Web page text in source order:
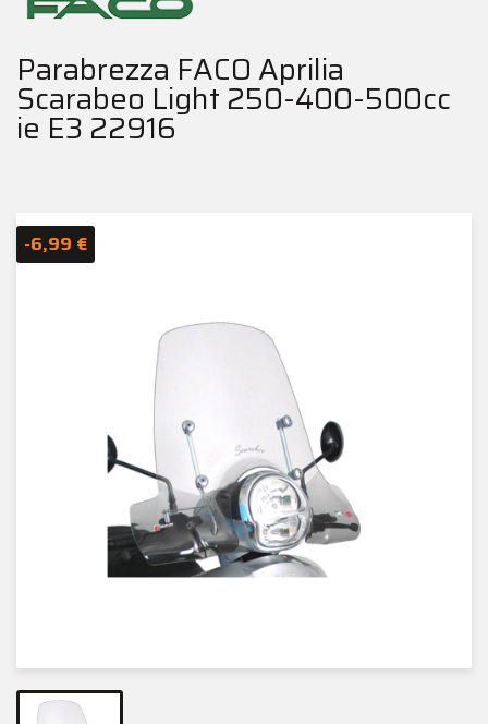
Parabrezza FACO Aprilia
Scarabeo Light 250-400-500cc
ie E3 22916
-6,99 €